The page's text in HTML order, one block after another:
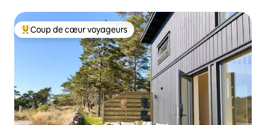
Coups de cœur voyageurs les plus appréciés
Coup de cœur voyageurs